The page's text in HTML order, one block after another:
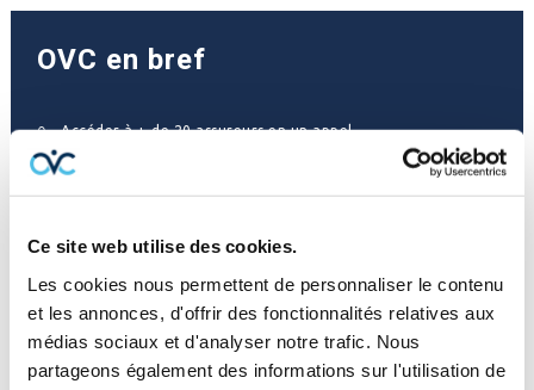
Ce site web utilise des cookies.
Les cookies nous permettent de personnaliser le contenu
et les annonces, d'offrir des fonctionnalités relatives aux
médias sociaux et d'analyser notre trafic. Nous
partageons également des informations sur l'utilisation de
OVC en bref
Accéder à + de 20 assureurs en un appel
Équipe d'assistance sinistre